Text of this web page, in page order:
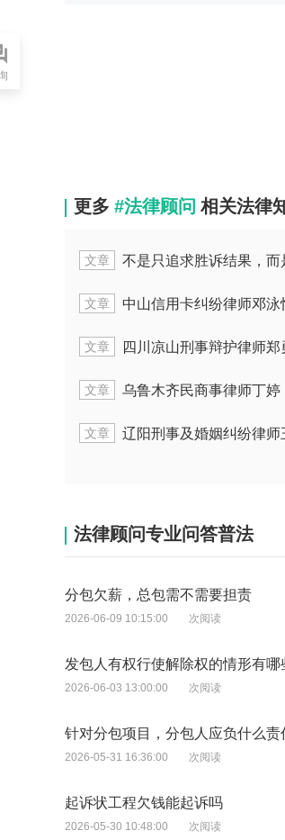
更多 #法律顾问 相关法律
文章 不是只追求胜诉结果，而是为当事人谋最
文章 中山信用卡纠纷律师邓泳怡：排除共债削减高额
文章 四川凉山刑事辩护律师郑勇：专精网络及职务
文章 乌鲁木齐民商事律师丁婷：处理二手汽车及买卖合同纠
文章 辽阳刑事及婚姻纠纷律师王铖：护矿工免担
法律顾问专业问答普法
分包欠薪，总包需不需要担责
2026-06-09 10:15:00 次阅读
发包人有权行使解除权的情形有哪
2026-06-03 13:00:00 次阅读
针对分包项目，分包人应负什么责
2026-05-31 16:36:00 次阅读
起诉状工程欠钱能起诉吗
2026-05-30 10:48:00 次阅读